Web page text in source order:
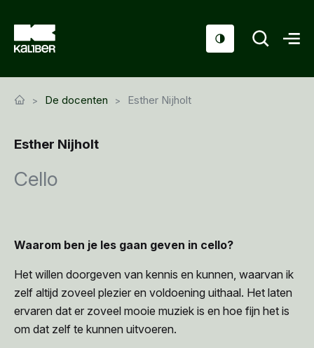
Sociaal domein
Over ons
De docenten Esther Nijholt
Esther Nijholt
Cello
Waarom ben je les gaan geven in cello?
Het willen doorgeven van kennis en kunnen, waarvan ik
zelf altijd zoveel plezier en voldoening uithaal. Het laten
ervaren dat er zoveel mooie muziek is en hoe fijn het is
om dat zelf te kunnen uitvoeren.